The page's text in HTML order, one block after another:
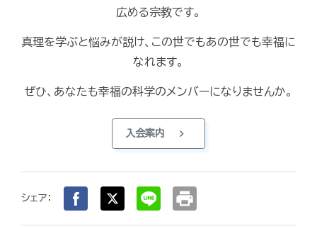
広める宗教です。
真理を学ぶと悩みが説け、この世でもあの世でも幸福に
なれます。
ぜひ、あなたも幸福の科学のメンバーになりませんか。
入会案内 chevron_right
シェア： print